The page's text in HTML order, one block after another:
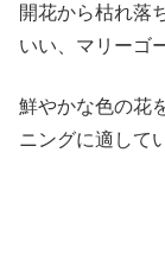
開花から枯れ落
いい、マリーゴ
鮮やかな色の花
ニングに適して